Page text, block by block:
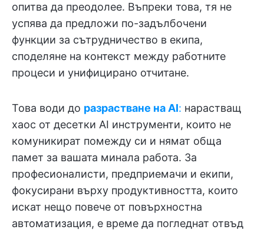
опитва да преодолее. Въпреки това, тя не
успява да предложи по-задълбочени
функции за сътрудничество в екипа,
споделяне на контекст между работните
процеси и унифицирано отчитане.
Това води до разрастване на AI: нарастващ
хаос от десетки AI инструменти, които не
комуникират помежду си и нямат обща
памет за вашата минала работа. За
професионалисти, предприемачи и екипи,
фокусирани върху продуктивността, които
искат нещо повече от повърхностна
автоматизация, е време да погледнат отвъд